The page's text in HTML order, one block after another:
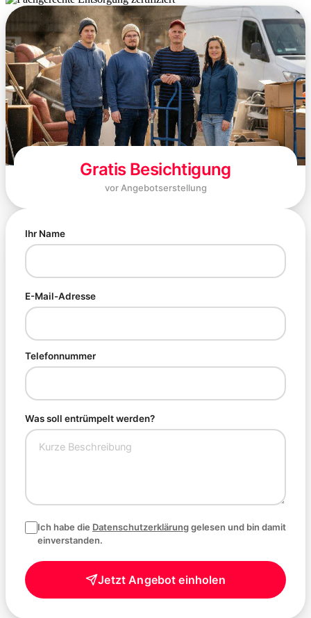
Gratis Besichtigung
vor Angebotserstellung
Ihr Name
E-Mail-Adresse
Telefonnummer
Was soll entrümpelt werden?
Ich habe die Datenschutzerklärunggelesen und bin damit
einverstanden.
Jetzt Angebot einholen